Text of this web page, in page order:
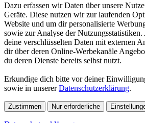
Dazu erfassen wir Daten über unsere
Geräte. Diese nutzen wir zur laufenden
Website und um dir personalisierte
sowie zur Analyse der
deine verschlüsselten Daten mit externen
dir über deren Online-Werbekanäle
du deren Dienste bereits selbst nutzt.
Erkundige dich bitte vor deiner
sowie in unsererDatenschutzerklärung.
Zustimmen Nur erforderliche